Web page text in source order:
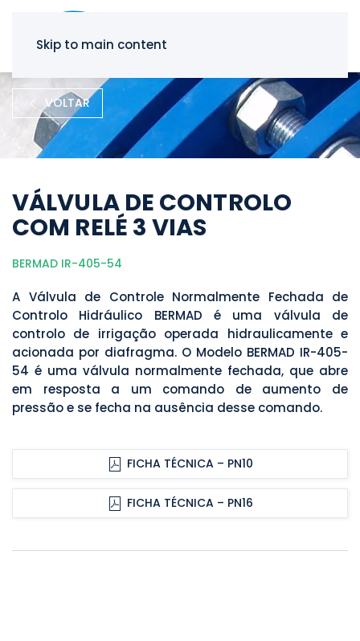
Skip to main content
VOLTAR
VÁLVULA DE CONTROLO
COM RELÉ 3 VIAS
BERMAD IR-405-54
A Válvula de Controle Normalmente Fechada de
Controlo Hidráulico BERMAD é uma válvula de
controlo de irrigação operada hidraulicamente e
acionada por diafragma. O Modelo BERMAD IR-405-
54 é uma válvula normalmente fechada, que abre
em resposta a um comando de aumento de
pressão e se fecha na ausência desse comando.
FICHA TÉCNICA – PN10
FICHA TÉCNICA – PN16